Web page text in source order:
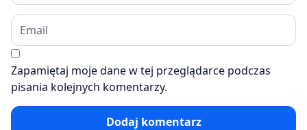
Zapamiętaj moje dane w tej przeglądarce podczas
pisania kolejnych komentarzy.
Dodaj komentarz